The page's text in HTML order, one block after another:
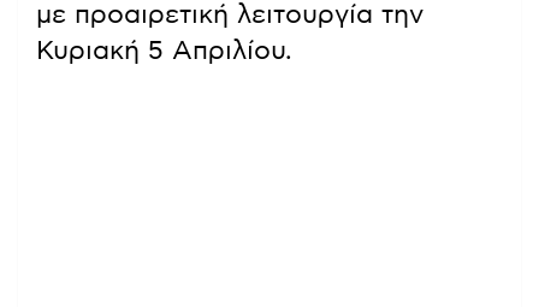
με προαιρετική λειτουργία την
Κυριακή 5 Απριλίου.